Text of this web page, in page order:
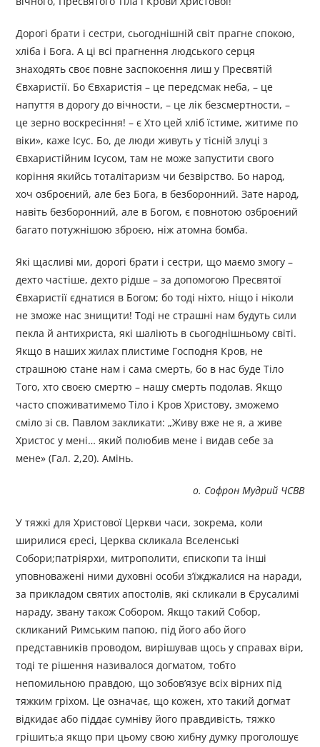
Дорогі брати і сестри, сьогоднішній світ прагне спокою,
хліба і Бога. А ці всі прагнення людського серця
знаходять своє повне заспокоєння лиш у Пресвятій
Євхаристії. Бо Євхаристія – це передсмак неба, – це
напуття в дорогу до вічности, – це лік безсмертности, –
це зерно воскресіння! – є Хто цей хліб їстиме, житиме по
віки», каже Ісус. Бо, де люди живуть у тісній злуці з
Євхаристійним Ісусом, там не може запустити свого
коріння якийсь тоталітаризм чи безвірство. Бо народ,
хоч озброєний, але без Бога, в безборонний. Зате народ,
навіть безборонний, але в Богом, є повнотою озброєний
багато потужнішою зброєю, ніж атомна бомба.
Які щасливі ми, дорогі брати і сестри, що маємо змогу –
дехто частіше, дехто рідше – за допомогою Пресвятої
Євхаристії єднатися в Богом; бо тоді ніхто, ніщо і ніколи
не зможе нас знищити! Тоді не страшні нам будуть сили
пекла й антихриста, які шаліють в сьогоднішньому світі.
Якщо в наших жилах плистиме Господня Кров, не
страшною стане нам і сама смерть, бо в нас буде Тіло
Того, хто своєю смертю – нашу смерть подолав. Якщо
часто споживатимемо Тіло і Кров Христову, зможемо
сміло зі св. Павлом закликати: „Живу вже не я, а живе
Христос у мені… який полюбив мене і видав себе за
мене» (Гал. 2,20). Амінь.
о. Софрон Мудрий ЧСВВ
У тяжкі для Христової Церкви часи, зокрема, коли
ширилися єресі, Церква скликала Вселенські
Собори;патріярхи, митрополити, єпископи та інші
уповноважені ними духовні особи з’їжджалися на наради,
за прикладом святих апостолів, які скликали в Єрусалимі
нараду, звану також Собором. Якщо такий Собор,
скликаний Римським папою, під його або його
представників проводом, вирішував щось у справах віри,
тоді те рішення називалося догматом, тобто
непомильною правдою, що зобов’язує всіх вірних під
тяжким гріхом. Це означає, що кожен, хто такий догмат
відкидає або піддає сумніву його правдивість, тяжко
грішить;а якщо при цьому свою хибну думку проголошує